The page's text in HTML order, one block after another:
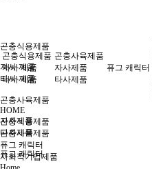
곤충식용제품
자사 제품
타사 제품
곤충사육제품
자사제품
타사제품
퓨그 캐릭터
곤충식용제품
자사 제품
타사 제품
곤충사육제품
자사제품
타사제품
퓨그 캐릭터
HOME
곤충식용제품
곤충사육제품
퓨그 캐릭터
사회적기업제품